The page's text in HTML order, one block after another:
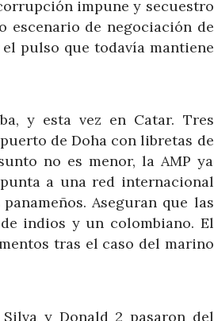
impune y secuestro
escenario de negociación de
pulso que todavía mantiene
y esta vez en Catar. Tres
de Doha con libretas de
no es menor, la AMP ya
a una red internacional
Aseguran que las
indios y un colombiano. El
tras el caso del marino
y Donald 2 pasaron del